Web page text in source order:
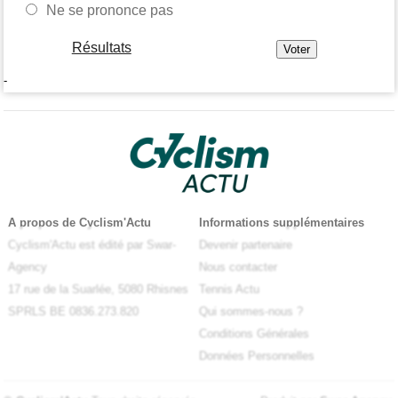
Ne se prononce pas
Résultats
-
A propos de Cyclism'Actu
Cyclism'Actu est édité par Swar-
Agency
17 rue de la Suarlée, 5080 Rhisnes
SPRLS BE 0836.273.820
Informations supplémentaires
Devenir partenaire
Nous contacter
Tennis Actu
Qui sommes-nous ?
Conditions Générales
Données Personnelles